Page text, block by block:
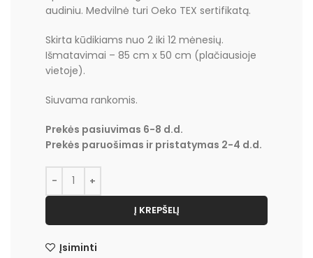
audiniu. Medvilnė turi Oeko TEX sertifikatą.
Skirta kūdikiams nuo 2 iki 12 mėnesių.
Išmatavimai – 85 cm x 50 cm (plačiausioje
vietoje).
Siuvama rankomis.
Prekės pasiuvimas 6-8 d.d.
Prekės paruošimas ir pristatymas 2-4 d.d.
Į KREPŠELĮ
Įsiminti